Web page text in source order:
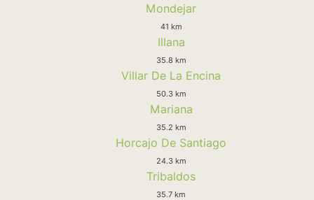
Mondejar
41 km
Illana
35.8 km
Villar De La Encina
50.3 km
Mariana
35.2 km
Horcajo De Santiago
24.3 km
Tribaldos
35.7 km